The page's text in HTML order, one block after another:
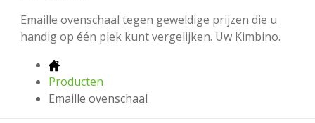
Emaille ovenschaal tegen geweldige prijzen die u
handig op één plek kunt vergelijken. Uw Kimbino.
Producten
Emaille ovenschaal